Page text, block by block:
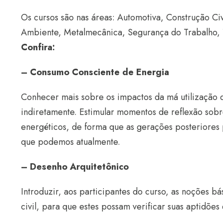
Os cursos são nas áreas: Automotiva, Construção
Ambiente, Metalmecânica, Segurança do
Confira:
– Consumo Consciente de Energia
Conhecer mais sobre os impactos da má
indiretamente. Estimular momentos de reflexão
energéticos, de forma que as gerações posteriores
que podemos atualmente.
– Desenho Arquitetônico
Introduzir, aos participantes do curso, as noções
civil, para que estes possam verificar suas